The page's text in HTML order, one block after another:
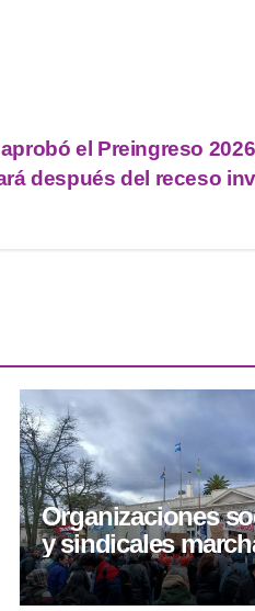
el Preingreso
después del receso
Organizaciones
y sindicales
contra el proyecto
inviolavilidad de